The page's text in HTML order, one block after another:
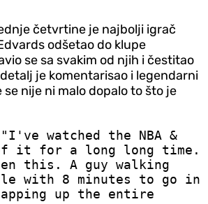
četvrtine je najbolji igrač
odšetao do klupe
se sa svakim od njih i čestitao
je komentarisao i legendarni
se nije ni malo dopalo to što je
watched the NBA &
it for a long long time.
this. A guy walking
with 8 minutes to go in
up the entire